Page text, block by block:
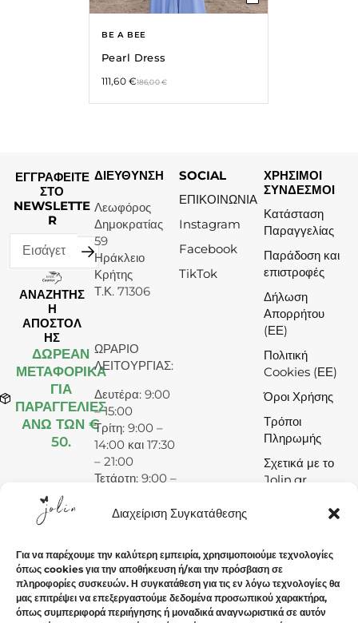
Διαχείριση Συγκατάθεσης
Για να παρέχουμε την καλύτερη εμπειρία, χρησιμοποιούμε τεχνολογίες
όπως cookies για την αποθήκευση ή/και την πρόσβαση σε
πληροφορίες συσκευών. Η συγκατάθεση για τις εν λόγω τεχνολογίες θα
μας επιτρέψει να επεξεργαστούμε δεδομένα προσωπικού χαρακτήρα,
όπως συμπεριφορά περιήγησης ή μοναδικά αναγνωριστικά σε αυτόν
BE A BEE
Pearl Dress
186,00€
111,60 €
ΕΓΓΡΑΦΕΙΤΕ
ΣΤΟ
NEWSLETTE
R
ΑΝΑΖΗΤΗΣ
Η
ΑΠΟΣΤΟΛ
ΗΣ
ΔΩΡΕΆΝ
ΜΕΤΑΦΟΡΙΚΑ
ΓΙΑ
ΠΑΡΑΓΓΕΛΙΕΣ
ΑΝΩ ΤΩΝ €
50.
ΔΙΕΥΘΥΝΣΗ
Λεωφόρος
Δημοκρατίας
59
Ηράκλειο
Κρήτης
Τ.Κ. 71306
ΩΡΑΡΙΟ
ΛΕΙΤΟΥΡΓΙΑΣ:
Δευτέρα: 9:00
– 15:00
Τρίτη: 9:00 –
14:00 και 17:30
– 21:00
Τετάρτη: 9:00 –
Πέμπτη: 9:00 –
Παρασκευή:
9:00 – 14:00
και 17:30 –
21:00
SOCIAL
ΕΠΙΚΟΙΝΩΝΙΑ
Instagram
Facebook
TikTok
ΧΡΗΣΙΜΟΙ
ΣΥΝΔΕΣΜΟΙ
Κατάσταση
Παραγγελίας
Παράδοση και
επιστροφές
Δήλωση
Απορρήτου
(ΕΕ)
Πολιτική
Cookies (ΕΕ)
Όροι Χρήσης
Τρόποι
Πληρωμής
Σχετικά με το
Jolin.gr